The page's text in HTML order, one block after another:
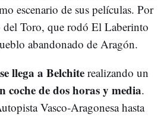
escenario de sus películas. Por
Toro, que rodó El Laberinto
abandonado de Aragón.
llega a Belchite realizando un
coche de dos horas y media.
Vasco-Aragonesa hasta